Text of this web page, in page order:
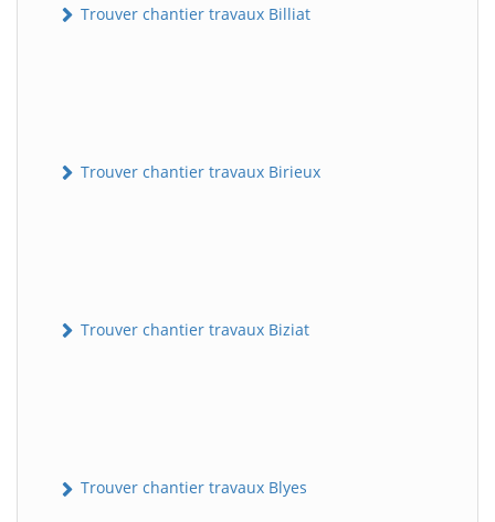
Trouver chantier travaux Billiat
Trouver chantier travaux Birieux
Trouver chantier travaux Biziat
Trouver chantier travaux Blyes